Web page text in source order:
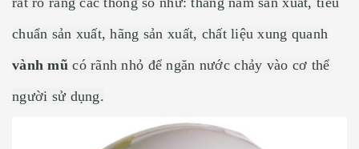
chuẩn sản xuất, hãng sản xuất, chất liệu xung quanh
vành mũ có rãnh nhỏ để ngăn nước chảy vào cơ thể
người sử dụng.